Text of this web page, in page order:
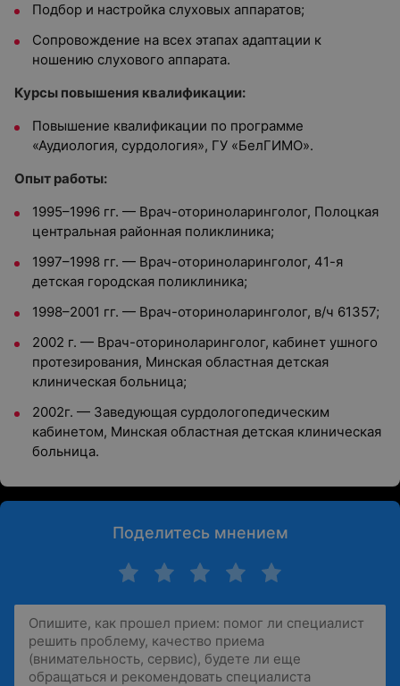
Подбор и настройка слуховых аппаратов;
Сопровождение на всех этапах адаптации к
ношению слухового аппарата.
Курсы повышения квалификации:
Повышение квалификации по программе
«Аудиология, сурдология», ГУ «БелГИМО».
Опыт работы:
1995–1996 гг. — Врач-оториноларинголог, Полоцкая
центральная районная поликлиника;
1997–1998 гг. — Врач-оториноларинголог, 41-я
детская городская поликлиника;
1998–2001 гг. — Врач-оториноларинголог, в/ч 61357;
2002 г. — Врач-оториноларинголог, кабинет ушного
протезирования, Минская областная детская
клиническая больница;
2002г. — Заведующая сурдологопедическим
кабинетом, Минская областная детская клиническая
больница.
Поделитесь мнением